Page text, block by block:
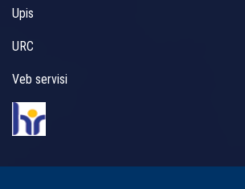
Upis
URC
Veb servisi